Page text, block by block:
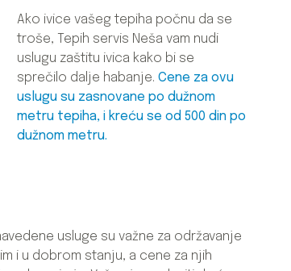
Ako ivice vašeg tepiha počnu da se
troše, Tepih servis Neša vam nudi
uslugu zaštitu ivica kako bi se
sprečilo dalje habanje. Cene za ovu
uslugu su zasnovane po dužnom
metru tepiha, i kreću se od 500 din po
dužnom metru.
usluge su važne za održavanje
i u dobrom stanju, a cene za njih